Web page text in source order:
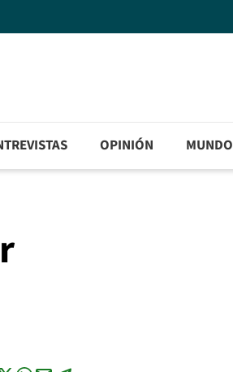
OPINIÓN MUNDO